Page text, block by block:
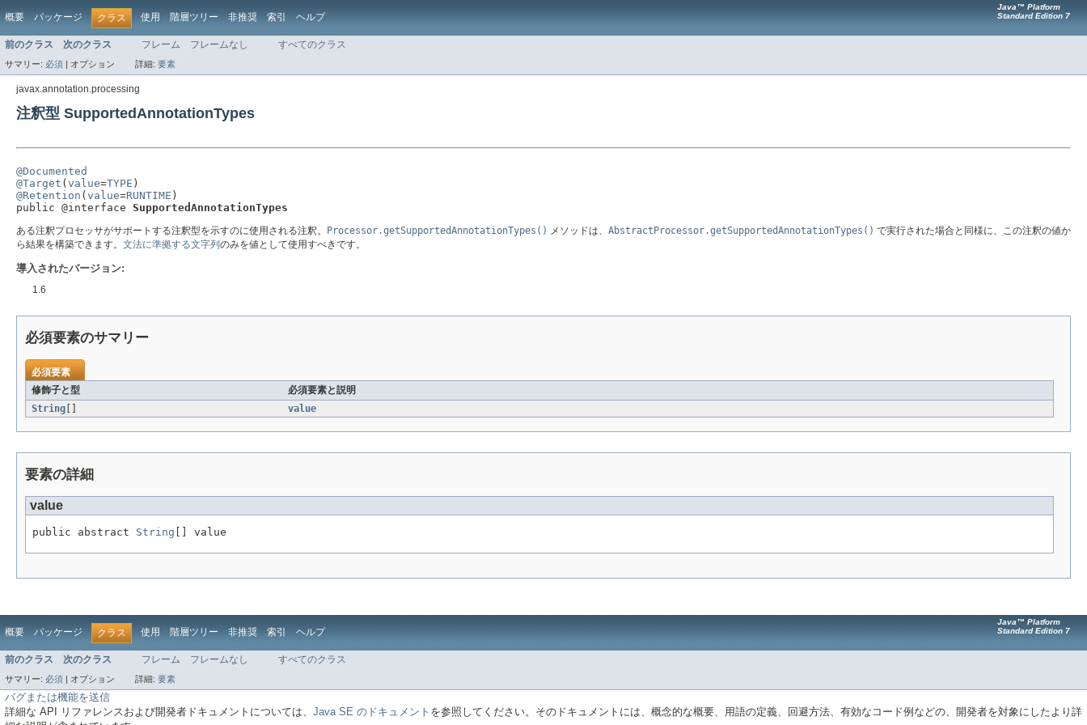
概要 パッケージ クラス 使用 階層ツリー 非推奨 索引 ヘルプ
Java™ Platform
Standard Edition 7
前のクラス 次のクラス フレーム フレームなし すべてのクラス
サマリー: 必須 | オプション 詳細: 要素
javax.annotation.processing
注釈型 SupportedAnnotationTypes
@Documented
@Target ( value=TYPE
@Retention ( value=RUNTIME )
public @interface SupportedAnnotationTypes
ある注釈プロセッサがサポートする注釈型を示すのに使用される注釈。 Processor.getSupportedAnnotationTypes() メソッドは、 AbstractProcessor.getSupportedAnnotationTypes() で実行された場合と同様に、この注釈の値か
ら結果を構築できます。 文法に準拠する文字列 のみを値として使用すべきです。
導入されたバージョン:
1.6
必須要素のサマリー
必須要素
修飾子と型
必須要素と説明
String
value
要素の詳細
value
public abstract String [] value
概要 パッケージ クラス 使用 階層ツリー 非推奨 索引 ヘルプ
Java™ Platform
Standard Edition 7
前のクラス 次のクラス フレーム フレームなし すべてのクラス
サマリー: 必須 | オプション 詳細: 要素
バグまたは機能を送信
詳細な API リファレンスおよび開発者ドキュメントについては、Java SE のドキュメント を参照してください。そのドキュメントには、概念的な概要、用語の定義、回避方法、有効なコード例などの、開発者を対象にしたより詳